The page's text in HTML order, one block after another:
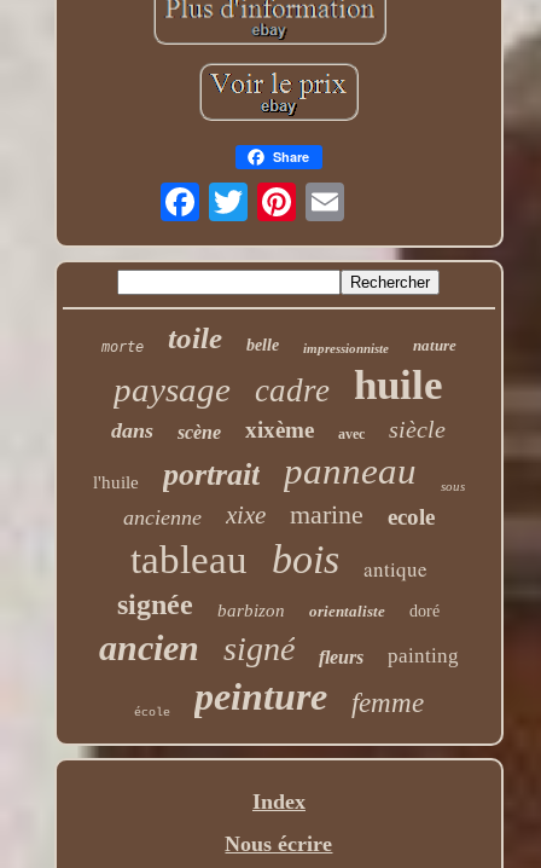
Share
morte toile belle impressionniste nature
paysage cadre huile
dans scène xixème avec siècle
l'huile portrait panneau sous
ancienne xixe marine ecole
tableau bois antique
signée barbizon orientaliste doré
ancien signé fleurs painting
école peinture femme
Index
Nous écrire